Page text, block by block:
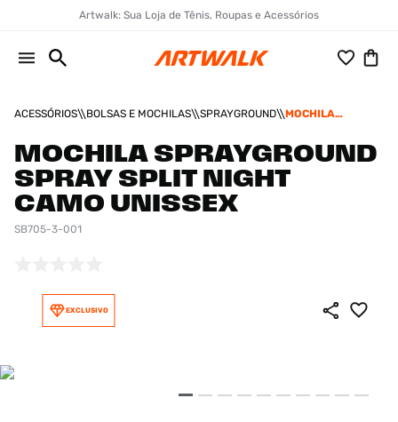
Artwalk: Sua Loja de Tênis, Roupas e Acessórios
ACESSÓRIOS BOLSAS E MOCHILAS SPRAYGROUND
MOCHILA
SPRAY SPLIT
NIGHT CAMO
UNISSEX
MOCHILA SPRAYGROUND
SPRAY SPLIT NIGHT
CAMO UNISSEX
SB705-3-001
EXCLUSIVO